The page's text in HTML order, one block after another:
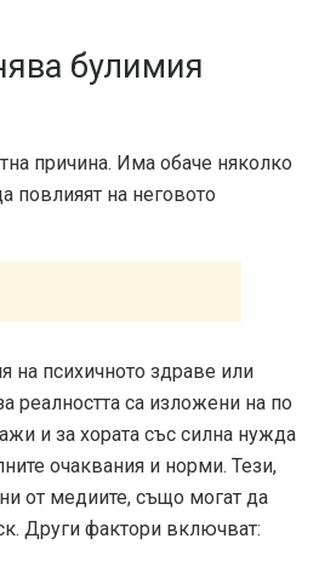
булимия
причина. Има обаче няколко
повлияят на неговото
на психичното здраве или
реалността са изложени на по
и за хората със силна нужда
очаквания и норми. Тези,
от медиите, също могат да
Други фактори включват: